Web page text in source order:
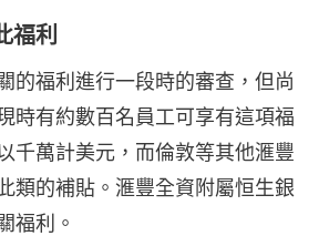
福利
的福利進行一段時的審查，但尚
時有約數百名員工可享有這項福
千萬計美元，而倫敦等其他滙豐
類的補貼。滙豐全資附屬恒生銀
福利。